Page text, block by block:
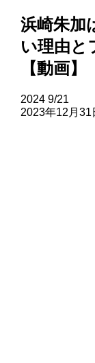
浜崎朱加
い理由と
【動画】
2024 9/21
2023年12月31